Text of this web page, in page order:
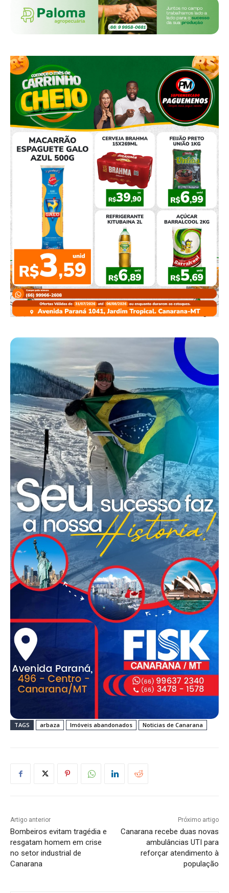
TAGS arbaza Imóveis abandonados Noticias de Canarana
Artigo anterior
Bombeiros evitam tragédia e
resgatam homem em crise
no setor industrial de
Canarana
Próximo artigo
Canarana recebe duas novas
ambulâncias UTI para
reforçar atendimento à
população